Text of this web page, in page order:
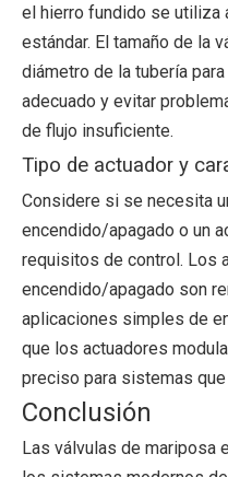
el hierro fundido se utiliza
estándar. El tamaño de la
diámetro de la tubería
adecuado y evitar
de flujo insuficiente.
Tipo de actuador y
Considere si se necesita
encendido/apagado o un
requisitos de control. Los
encendido/apagado son
aplicaciones simples de
que los actuadores
preciso para sistemas
Conclusión
Las válvulas de mariposa